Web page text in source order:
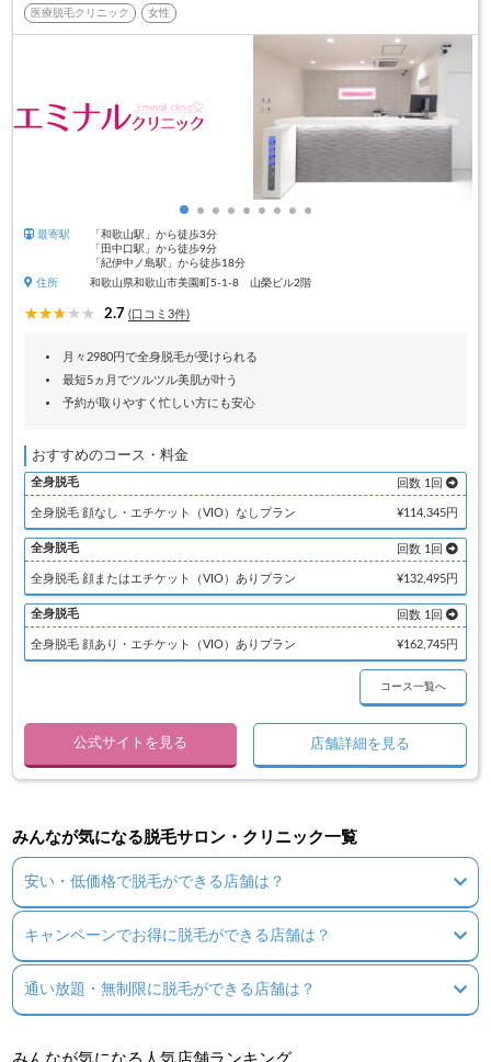
医療脱毛クリニック 女性
最寄駅
「和歌山駅」から徒歩3分
「田中口駅」から徒歩9分
「紀伊中ノ島駅」から徒歩18分
住所
和歌山県和歌山市美園町5-1-8 山榮ビル2階
2.7 (口コミ3件)
月々2980円で全身脱毛が受けられる
最短5ヵ月でツルツル美肌が叶う
予約が取りやすく忙しい方にも安心
おすすめのコース・料金
全身脱毛 回数 1回
全身脱毛 顔なし・エチケット（VIO）なしプラン ¥114,345円
全身脱毛 回数 1回
全身脱毛 顔またはエチケット（VIO）ありプラン ¥132,495円
全身脱毛 回数 1回
全身脱毛 顔あり・エチケット（VIO）ありプラン ¥162,745円
コース一覧へ
公式サイトを見る 店舗詳細を見る
みんなが気になる脱毛サロン・クリニック一覧
安い・低価格で脱毛ができる店舗は？
キャンペーンでお得に脱毛ができる店舗は？
通い放題・無制限に脱毛ができる店舗は？